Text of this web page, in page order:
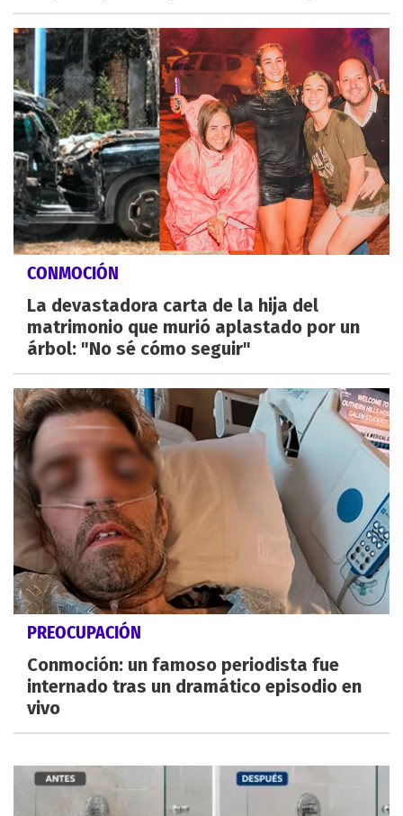
CONMOCIÓN
La devastadora carta de la hija del
matrimonio que murió aplastado por un
árbol: "No sé cómo seguir"
PREOCUPACIÓN
Conmoción: un famoso periodista fue
internado tras un dramático episodio en
vivo